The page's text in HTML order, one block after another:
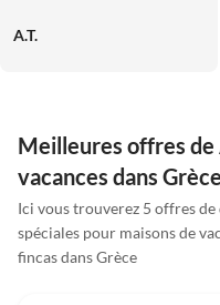
einmal für Ihre
die Menschen sind wirklich
sehr nett und das leckere
griechische Essen ist nur zu
empfehlen.
A.T.
Meilleures offres
vacances dans Grèce
Ici vous trouverez 5 offres
spéciales pour maisons de
fincas dans Grèce